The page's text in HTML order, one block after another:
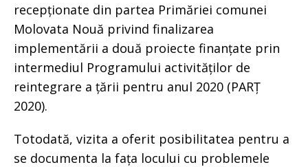
recepționate din partea Primăriei comunei
Molovata Nouă privind finalizarea
implementării a două proiecte finanțate prin
intermediul Programului activităților de
reintegrare a țării pentru anul 2020 (PARȚ
2020).
Totodată, vizita a oferit posibilitatea pentru a
se documenta la fața locului cu problemele